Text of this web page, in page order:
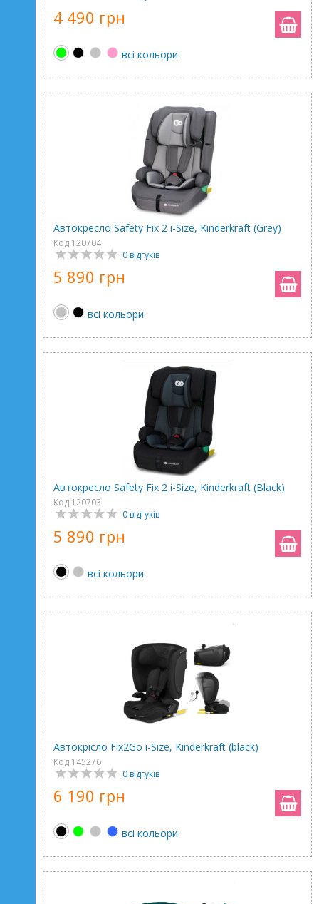
4 490 грн
всі кольори
Автокресло Safety Fix 2 i-Size, Kinderkraft (Grey)
Код 120704
0 відгуків
5 890 грн
всі кольори
Автокресло Safety Fix 2 i-Size, Kinderkraft (Black)
Код 120703
0 відгуків
5 890 грн
всі кольори
Автокрісло Fix2Go i-Size, Kinderkraft (black)
Код 145276
0 відгуків
6 190 грн
всі кольори